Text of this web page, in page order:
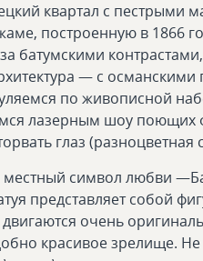
квартал с
построенную в 1866
батумскими
— с османскими
по живописной
лазерным шоу поющих
глаз
символ любви
представляет собой
очень
красивое зрелище. Не